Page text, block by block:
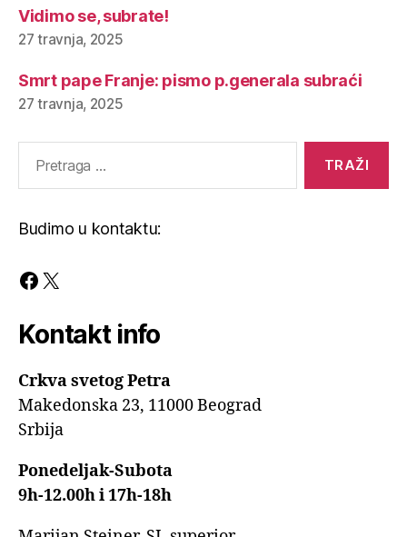
Vidimo se, subrate!
27 travnja, 2025
Smrt pape Franje: pismo p.generala subraći
27 travnja, 2025
Budimo u kontaktu:
Facebook
X
Kontakt info
Crkva svetog Petra
Makedonska 23, 11000 Beograd
Srbija
Ponedeljak-Subota
9h-12.00h i 17h-18h